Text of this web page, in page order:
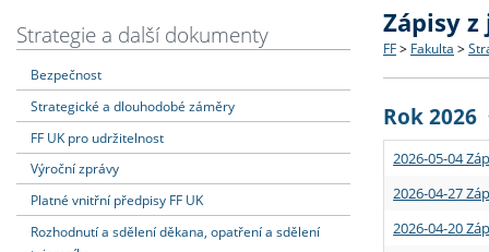
Dozvědět se více
Struktura
Strategie
Podpora
Podat přihlášku
Co
Učitelské
Dozvědět se více
Rigorózní
Dozvědět se více
O vědě a
Granty a
Dozvědět se více
Aktuální
Strategie a další dokumenty
Bezpečnost
Strategické a dlouhodobé záměry
FF UK pro udržitelnost
Výroční zprávy
Platné vnitřní předpisy FF UK
Rozhodnutí a sdělení děkana, opatření a sdělení
Zápisy
FF > Fakulta >
Rok 2026
2026-05-04
2026-04-27
2026-04-20